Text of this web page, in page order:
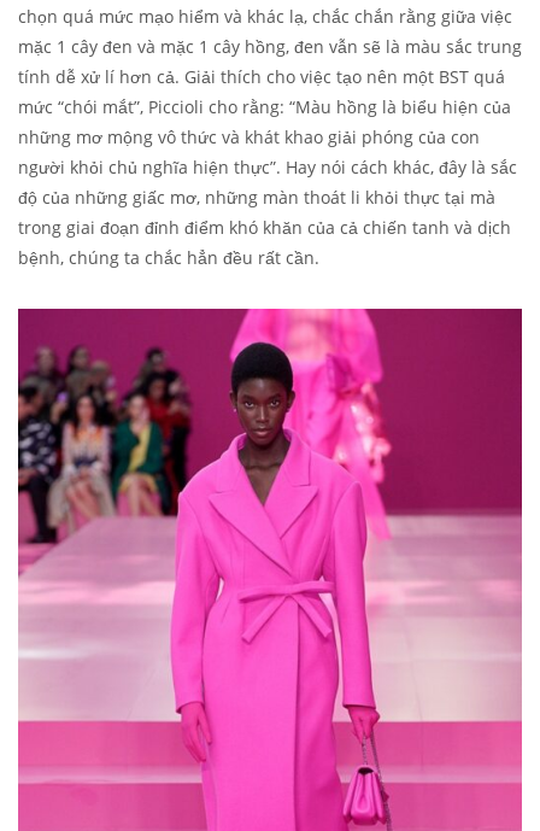
chọn quá mức mạo hiểm và khác lạ, chắc chắn rằng giữa việc
mặc 1 cây đen và mặc 1 cây hồng, đen vẫn sẽ là màu sắc trung
tính dễ xử lí hơn cả. Giải thích cho việc tạo nên một BST quá
mức “chói mắt”, Piccioli cho rằng: “Màu hồng là biểu hiện của
những mơ mộng vô thức và khát khao giải phóng của con
người khỏi chủ nghĩa hiện thực”. Hay nói cách khác, đây là sắc
độ của những giấc mơ, những màn thoát li khỏi thực tại mà
trong giai đoạn đỉnh điểm khó khăn của cả chiến tanh và dịch
bệnh, chúng ta chắc hẳn đều rất cần.